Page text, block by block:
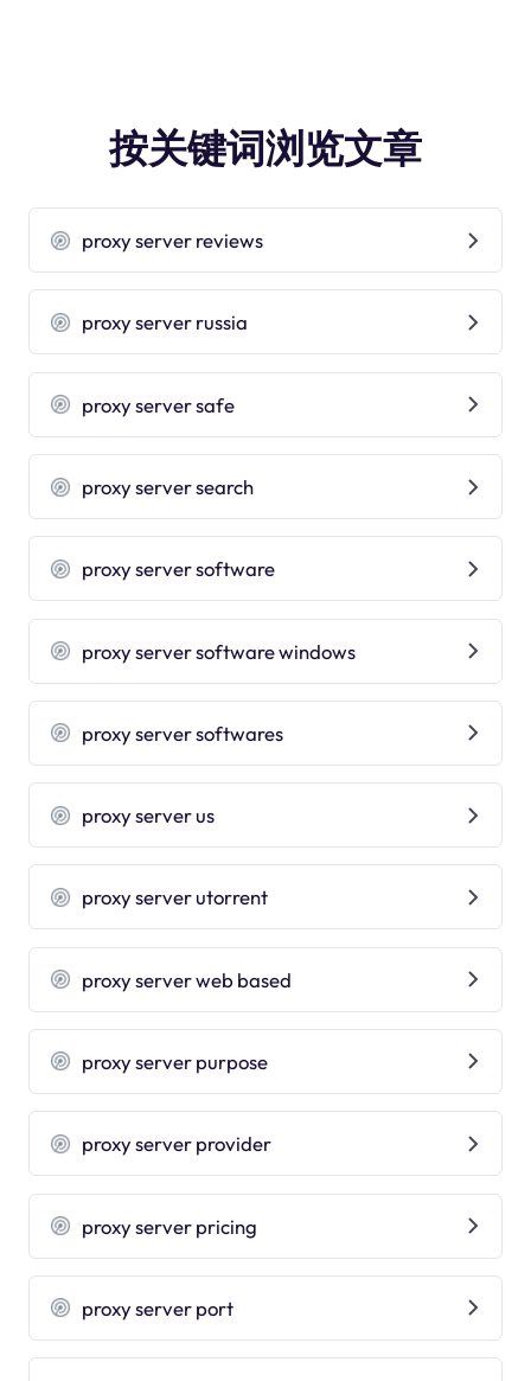
按关键词浏览文章
proxy server reviews
proxy server russia
proxy server safe
proxy server search
proxy server software
proxy server software windows
proxy server softwares
proxy server us
proxy server utorrent
proxy server web based
proxy server purpose
proxy server provider
proxy server pricing
proxy server port